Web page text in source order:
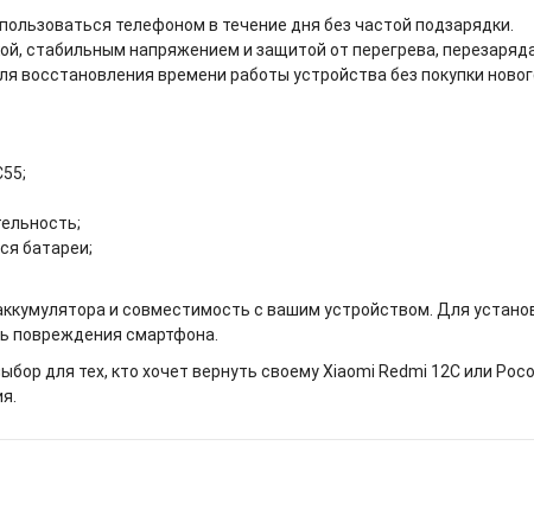
телефоном в течение дня без частой подзарядки.
стабильным напряжением и защитой от перегрева,
восстановления времени работы устройства без покупки
батареи;
и совместимость с вашим устройством. Для
повреждения смартфона.
для тех, кто хочет вернуть своему Xiaomi Redmi 12C или